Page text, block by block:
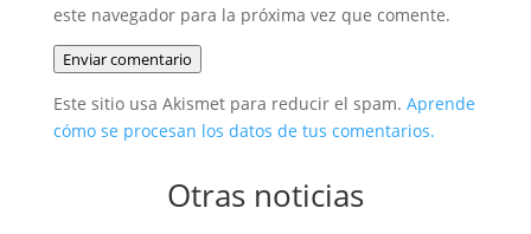
este navegador para la próxima vez que comente.
Enviar comentario
Este sitio usa Akismet para reducir el spam. Aprende
cómo se procesan los datos de tus comentarios.
Otras noticias